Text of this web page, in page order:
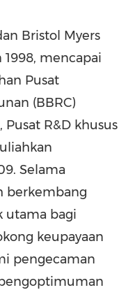
Bristol Myers
mencapai
Pusat
(BBRC)
R&D khusus
Selama
berkembang
utama bagi
keupayaan
pengecaman